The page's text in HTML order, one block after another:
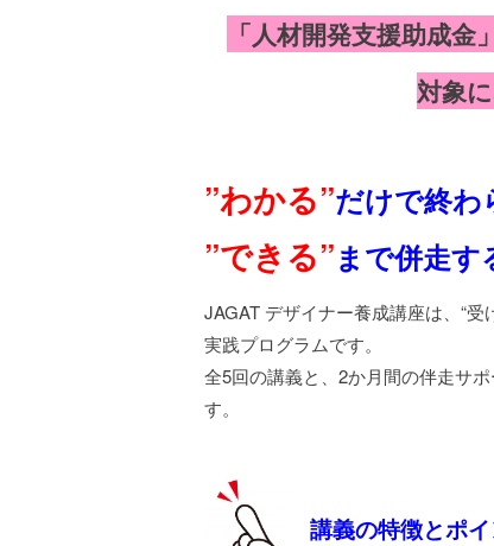
「人材開発支援助成
対象
”わかる”だけで終わ
”できる”まで併走す
JAGAT デザイナー養成講座は、“
実践プログラムです。
全5回の講義と、2か月間の伴走サ
す。
講義の特徴とポイ